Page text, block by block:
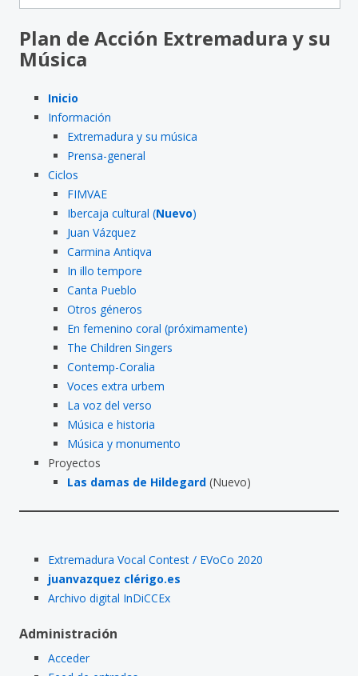
Plan de Acción Extremadura y su
Música
Inicio
Información
Extremadura y su música
Prensa-general
Ciclos
FIMVAE
Ibercaja cultural (Nuevo)
Juan Vázquez
Carmina Antiqva
In illo tempore
Canta Pueblo
Otros géneros
En femenino coral (próximamente)
The Children Singers
Contemp-Coralia
Voces extra urbem
La voz del verso
Música e historia
Música y monumento
Proyectos
Las damas de Hildegard (Nuevo)
Extremadura Vocal Contest / EVoCo 2020
juanvazquez clérigo.es
Archivo digital InDiCCEx
Administración
Acceder